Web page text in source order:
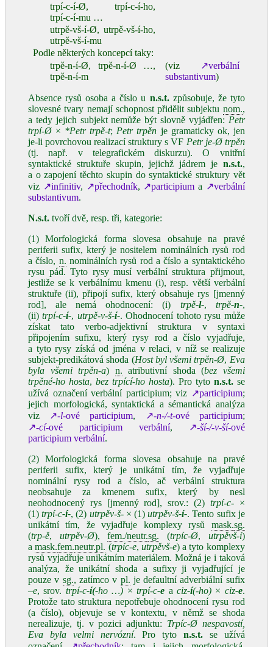
trpí‑c‑í‑Ø, trpí‑c‑í‑ho,
trpí‑c‑í‑mu …
utrpě‑vš‑í‑Ø, utrpě‑vš‑í‑ho,
utrpě‑vš‑í‑mu
Podle některých koncepcí taky:
trpě‑n‑í‑Ø, trpě‑n‑í‑Ø …,
trpě‑n‑í‑m
(viz
↗verbální
substantivum)
Absence rysů osoba a číslo u n.s.t.způsobuje, že tyto
slovesné tvary nemají schopnost přidělit subjektu nom.,
a tedy jejich subjekt nemůže být slovně vyjádřen: Petr
trpí‑Ø × *Petr trpě‑t; Petr trpěn je gramaticky ok, jen
je‑li povrchovou realizací struktury s VF Petr je‑Ø trpěn
(tj. např. v telegrafickém diskurzu). O vnitřní
syntaktické struktuře skupin, jejichž jádrem je n.s.t.,
a o zapojení těchto skupin do syntaktické struktury vět
viz ↗infinitiv, ↗přechodník, ↗participium a ↗verbální
substantivum.
N.s.t. tvoří dvě, resp. tři, kategorie:
(1) Morfologická forma slovesa obsahuje na pravé
periferii sufix, který je nositelem nominálních rysů rod
a číslo, n. nominálních rysů rod a číslo a syntaktického
rysu pád. Tyto rysy musí verbální struktura přijmout,
jestliže se k verbálnímu kmenu (i), resp. větší verbální
struktuře (ii), připojí sufix, který obsahuje rys [jmenný
rod], ale nemá ohodnocení: (i) trpě‑l‑, trpě‑n‑,
(ii)trpí‑c‑í‑, utrpě‑v‑š‑í‑. Ohodnocení tohoto rysu může
získat tato verbo-adjektivní struktura v syntaxi
připojením sufixu, který rysy rod a číslo vyjadřuje,
a tyto rysy získá od jména v relaci, v níž se realizuje
subjekt-predikátová shoda (Host byl všemi trpěn‑Ø, Eva
byla všemi trpěn‑a) n. atributivní shoda (bez všemi
trpěné‑ho hosta, bez trpící‑ho hosta). Pro tyto n.s.t.se
užívá označení verbální participium; viz ↗participium;
jejich morfologická, syntaktická a sémantická analýza
viz
↗‑l‑ové participium, ↗‑n‑/‑t‑ové participium;
↗‑cí‑ové participium verbální, ↗‑ší‑/‑v‑ší‑ové
participium verbální.
(2) Morfologická forma slovesa obsahuje na pravé
periferii sufix, který je unikátní tím, že vyjadřuje
nominální rysy rod a číslo, ač verbální struktura
neobsahuje za kmenem sufix, který by nesl
neohodnocený rys [jmenný rod], srov.: (2) trpí‑c‑×
(1)trpí‑c‑í‑, (2) utrpěv‑š‑× (1)utrpěv‑š‑í‑. Tento sufix je
unikátní tím, že vyjadřuje komplexy rysů mask.sg.
(trp‑ě, utrpěv‑Ø),fem./neutr.sg. (trpíc‑Ø, utrpěvš‑i)
amask.fem.neutr.pl. (trpíc‑e, utrpěvš‑e) a tyto komplexy
rysů vyjadřuje unikátním materiálem. Možná je i taková
analýza, že unikátní shoda a sufixy ji vyjadřující je
pouze v sg., zatímco v pl. je defaultní adverbiální sufix
–e, srov. trpí‑c‑í(‑ho …) ×trpí‑c‑e a ciz‑í(‑ho)× ciz‑e.
Protože tato struktura nepotřebuje ohodnocení rysu rod
(a číslo), objevuje se v kontextu, v němž se shoda
nerealizuje, tj. v pozici adjunktu: Trpíc‑Ø nespavostí,
Eva byla velmi nervózní. Pro tyton.s.t. se užívá